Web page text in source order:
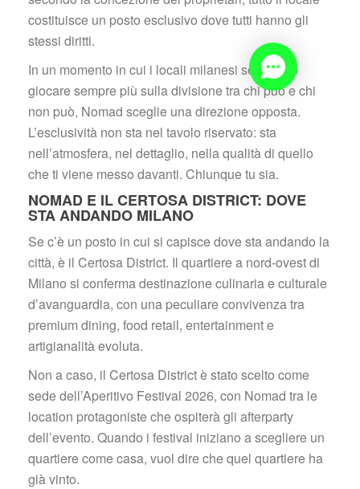
costituisce un posto esclusivo dove tutti hanno gli
tessi diritti.
In un momento in cui i locali milanesi sembrano
giocare sempre più sulla divisione tra chi può e chi
non può, Nomad sceglie una direzione opposta.
L’esclusività non sta nel tavolo riservato: sta
nell’atmosfera, nel dettaglio, nella qualità di quello
che ti viene messo davanti. Chiunque tu sia.
NOMAD E IL CERTOSA DISTRICT: DOVE
STA ANDANDO MILANO
Se c’è un posto in cui si capisce dove sta andando la
città, è il Certosa District. Il quartiere a nord-ovest di
Milano si conferma destinazione culinaria e culturale
d’avanguardia, con una peculiare convivenza tra
premium dining, food retail, entertainment e
artigianalità evoluta.
Non a caso, il Certosa District è stato scelto come
ede dell’Aperitivo Festival 2026, con Nomad tra le
location protagoniste che ospiterà gli afterparty
dell’evento. Quando i festival iniziano a scegliere un
quartiere come casa, vuol dire che quel quartiere ha
già vinto.